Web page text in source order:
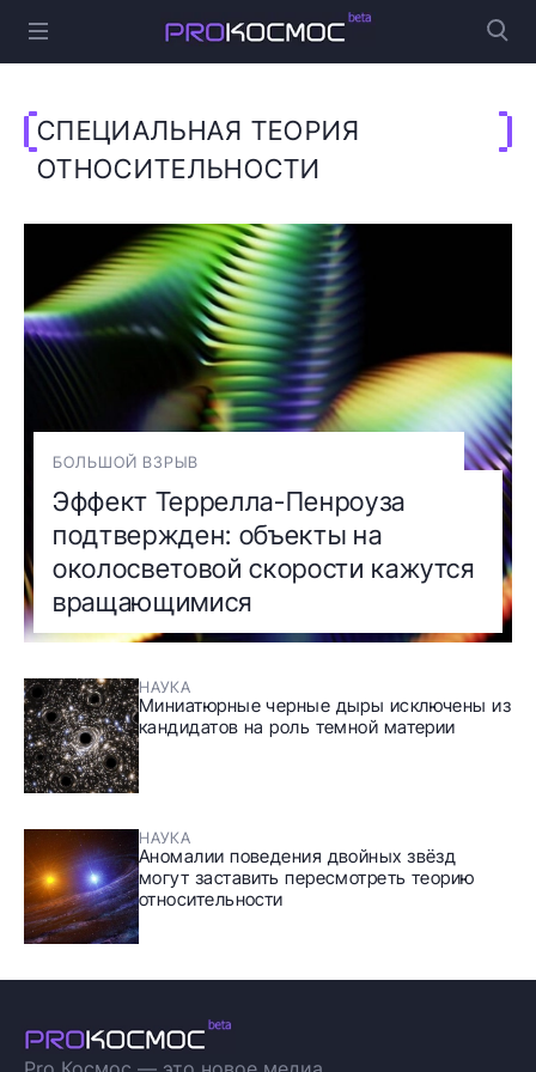
СПЕЦИАЛЬНАЯ ТЕОРИЯ
ОТНОСИТЕЛЬНОСТИ
БОЛЬШОЙ ВЗРЫВ
Эффект Террелла-Пенроуза
подтвержден: объекты на
околосветовой скорости кажутся
вращающимися
НАУКА
Миниатюрные черные дыры исключены из
кандидатов на роль темной материи
НАУКА
Аномалии поведения двойных звёзд
могут заставить пересмотреть теорию
относительности